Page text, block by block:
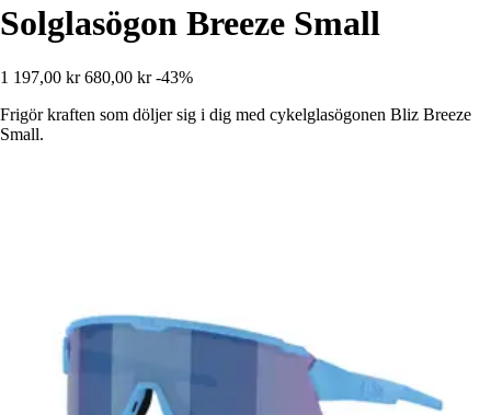
Solglasögon Breeze Small
1 197,00 kr 680,00 kr -43%
Frigör kraften som döljer sig i dig med cykelglasögonen Bliz Breeze
Small.